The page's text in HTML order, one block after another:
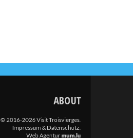
ABOUT
© 2016-2026 Visit Troisvierges.
Impressum & Datenschutz.
Web Agenturmum.lu